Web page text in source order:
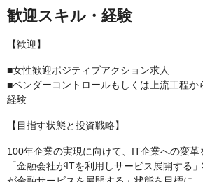
歓迎スキル・経験
【歓迎】
■女性歓迎ポジティブアクション求人
■ベンダーコントロールもしくは上流工程か
経験
【目指す状態と投資戦略】
100年企業の実現に向けて、IT企業への変革
「金融会社がITを利用しサービス展開する